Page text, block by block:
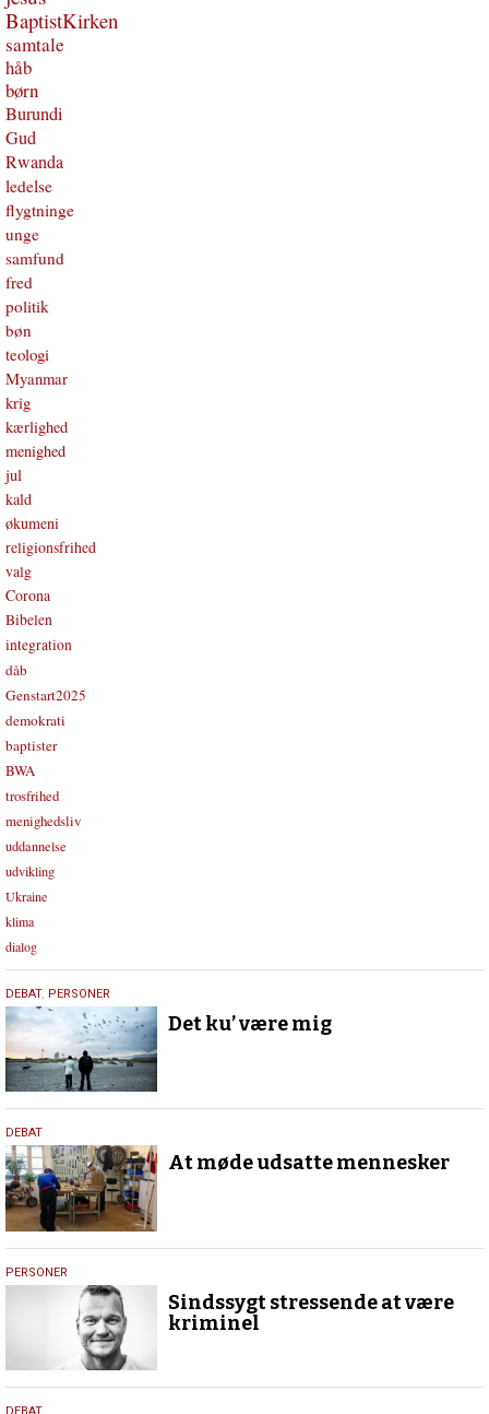
BaptistKirken
samtale
håb
børn
Burundi
Gud
Rwanda
ledelse
flygtninge
unge
samfund
fred
politik
bøn
teologi
Myanmar
krig
kærlighed
menighed
jul
kald
økumeni
religionsfrihed
valg
Corona
Bibelen
integration
dåb
Genstart2025
demokrati
baptister
BWA
trosfrihed
menighedsliv
uddannelse
udvikling
Ukraine
klima
dialog
11.
juli
2024
DEBAT, PERSONER
Det ku’ være mig
11.
juli
2024
DEBAT
At møde udsatte mennesker
11.
PERSONER
Sindssygt stressende at være
kriminel